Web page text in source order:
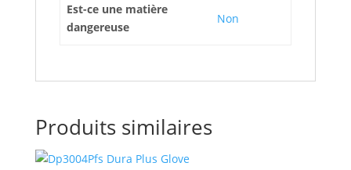
Est-ce une matière
dangereuse
Non
Produits similaires